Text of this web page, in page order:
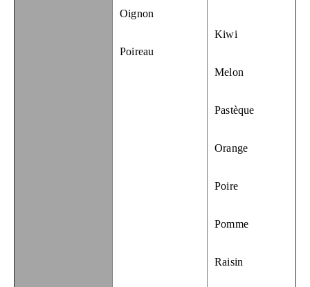
Oignon
Poireau
Kiwi
Melon
Pastèque
Orange
Poire
Pomme
Raisin